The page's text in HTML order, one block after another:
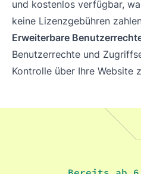
und kostenlos verfügbar,
keine Lizenzgebühren
Erweiterbare
Benutzerrechte und
Kontrolle über Ihre Website